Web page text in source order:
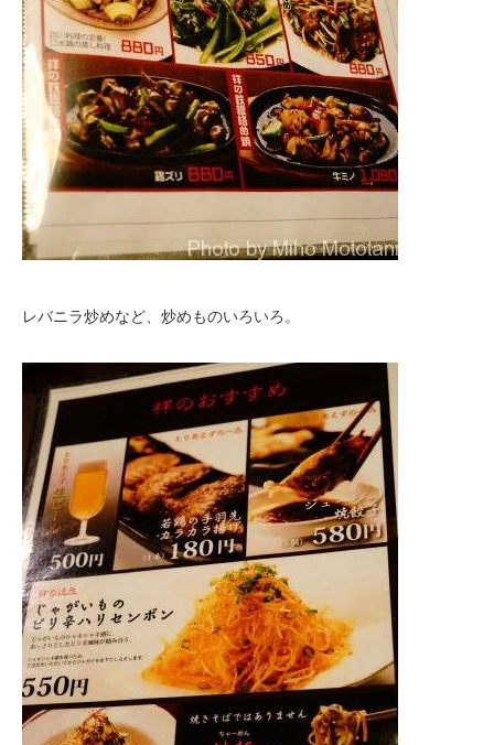
レバニラ炒めなど、炒めものいろいろ。